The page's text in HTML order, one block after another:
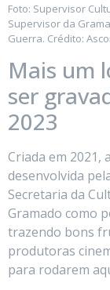
Foto: Supervisor
Supervisor da
Guerra. Crédito:
Mais um
ser
2023
Criada em 2021,
desenvolvida
Secretaria da
Gramado como
trazendo bons
produtoras
para rodarem